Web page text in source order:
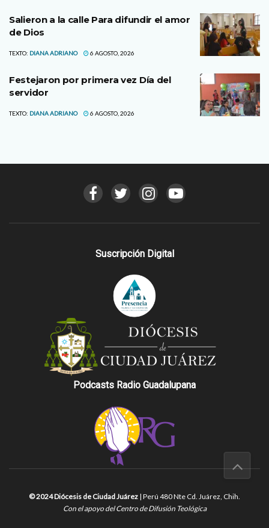
Salieron a la calle Para difundir el amor
de Dios
TEXTO: DIANA ADRIANO 6 AGOSTO, 2026
Festejaron por primera vez Día del
servidor
TEXTO: DIANA ADRIANO 6 AGOSTO, 2026
Suscripción Digital
Podcasts Radio Guadalupana
© 2024 Diócesis de Ciudad Juárez | Perú 480 Nte Cd. Juárez, Chih.
Con el apoyo del Centro de Difusión Teológica